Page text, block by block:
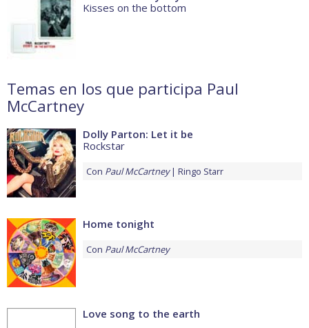
Kisses on the bottom
Temas en los que participa Paul
McCartney
Dolly Parton: Let it be
Rockstar
Con Paul McCartney Ringo Starr
Home tonight
Con Paul McCartney
Love song to the earth